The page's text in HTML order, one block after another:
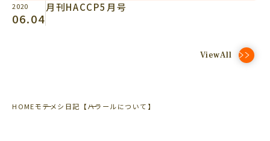
2020
06.04
月刊HACCP5月号
ViewAll
HOMEモテメシ日記 【ハラールについて】